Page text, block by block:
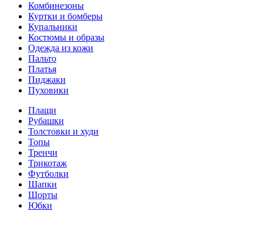
Комбинезоны
Куртки и бомберы
Купальники
Костюмы и образы
Одежда из кожи
Пальто
Платья
Пиджаки
Пуховики
Плащи
Рубашки
Толстовки и худи
Топы
Тренчи
Трикотаж
Футболки
Шапки
Шорты
Юбки